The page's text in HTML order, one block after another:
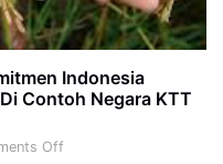
Indonesia
Contoh Negara KTT
Off